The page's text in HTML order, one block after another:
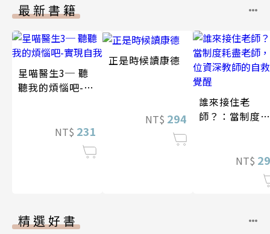
最新書籍
星喵醫生3─ 聽
聽我的煩惱吧-實
NT$ 231
正是時候讀康德
NT$ 294
誰來接住老
師？：當制度耗
NT$
精選好書